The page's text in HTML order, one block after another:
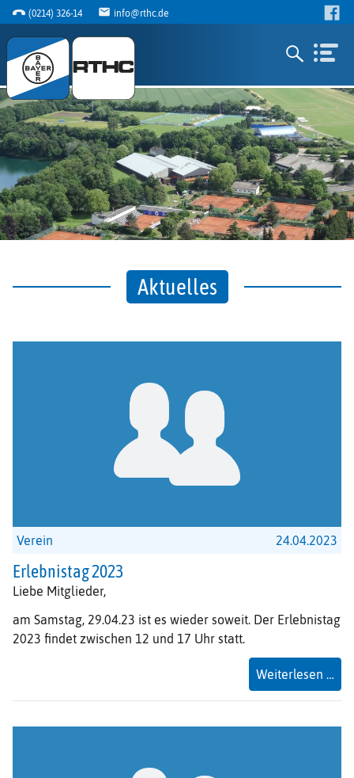
(0214) 326-14 info@rthc.de
Aktuelles
Verein 24.04.2023
Erlebnistag 2023
Liebe Mitglieder,
am Samstag, 29.04.23 ist es wieder soweit. Der Erlebnistag
2023 findet zwischen 12 und 17 Uhr statt.
Weiterlesen …